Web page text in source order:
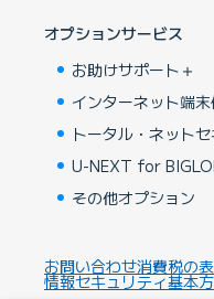
オプションサービス
お助けサポート＋
インターネット端
トータル・ネット
U-NEXT for
その他オプション
お問い合わせ消費税の
情報セキュリティ基本